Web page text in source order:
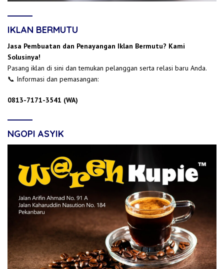
IKLAN BERMUTU
Jasa Pembuatan dan Penayangan Iklan Bermutu? Kami
Solusinya!
Pasang iklan di sini dan temukan pelanggan serta relasi baru Anda.
📞 Informasi dan pemasangan:
0813-7171-3541 (WA)
NGOPI ASYIK